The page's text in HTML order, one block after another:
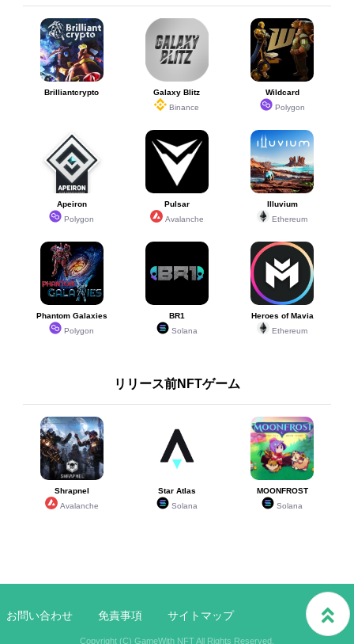
Brilliantcrypto
Galaxy Blitz
Binance
Wildcard
Polygon
Apeiron
Polygon
Pulsar
Avalanche
Illuvium
Ethereum
Phantom Galaxies
Polygon
BR1
Solana
Heroes of Mavia
Ethereum
リリース前NFTゲーム
Shrapnel
Avalanche
Star Atlas
Solana
MOONFROST
Solana
お問い合わせ 免責事項 サイトマップ
Copyright (C) GameWith NFT All Rights Reserved.